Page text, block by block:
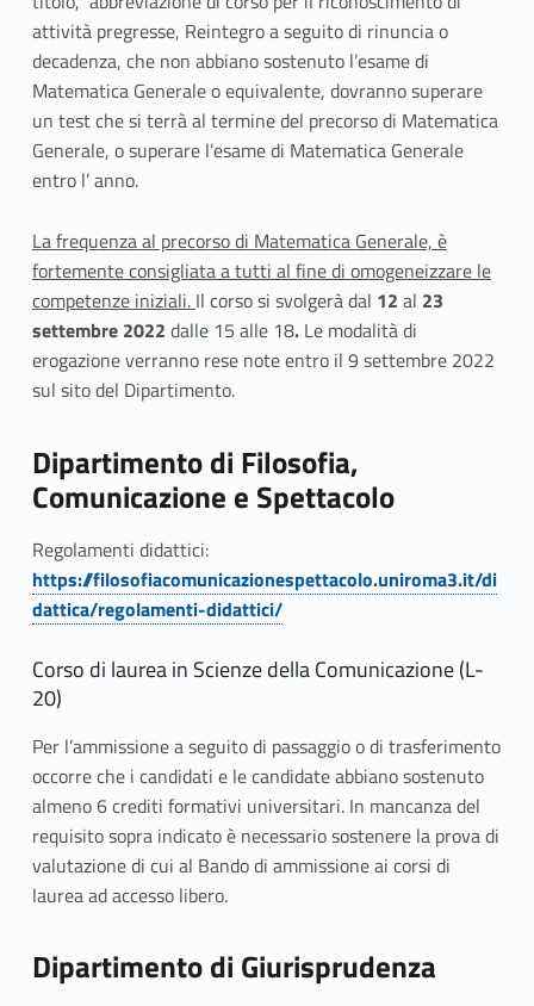
attività pregresse, Reintegro a seguito di rinuncia o
decadenza, che non abbiano sostenuto l’esame di
Matematica Generale o equivalente, dovranno superare
un test che si terrà al termine del precorso di Matematica
Generale, o superare l’esame di Matematica Generale
entro l’ anno.
La frequenza al precorso di Matematica Generale, è
fortemente consigliata a tutti al fine di omogeneizzare le
competenze iniziali. Il corso si svolgerà dal 12 al 23
settembre 2022 dalle 15 alle 18. Le modalità di
erogazione verranno rese note entro il 9 settembre 2022
sul sito del Dipartimento.
Dipartimento di Filosofia,
Comunicazione e Spettacolo
Regolamenti didattici:
https://filosofiacomunicazionespettacolo.uniroma3.it/di
dattica/regolamenti-didattici/
Corso di laurea in Scienze della Comunicazione (L-
20)
Per l’ammissione a seguito di passaggio o di trasferimento
occorre che i candidati e le candidate abbiano sostenuto
almeno 6 crediti formativi universitari. In mancanza del
requisito sopra indicato è necessario sostenere la prova di
valutazione di cui al Bando di ammissione ai corsi di
laurea ad accesso libero.
Dipartimento di Giurisprudenza